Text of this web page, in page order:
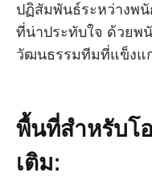
ปฏิสัมพันธ์ระหว่างพ
ที่น่าประทับใจ ด้วยพ
วัฒนธรรมทีมที่แข็งแ
พื้นที่สำหรับโ
เติม: